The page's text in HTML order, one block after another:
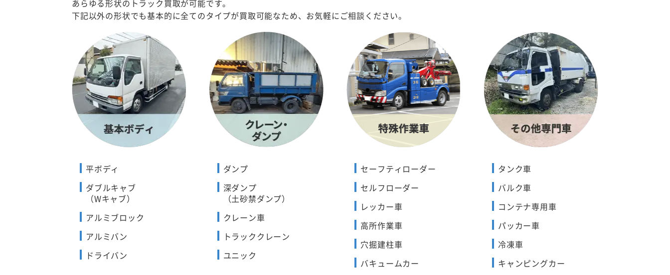
あらゆる形状のトラック買取が可能です。
下記以外の形状でも基本的に全てのタイプが買取可能なため、お気軽にご相談ください。
平ボディ
ダブルキャブ
（Wキャブ）
アルミブロック
アルミバン
ドライバン
ダンプ
深ダンプ
（土砂禁ダンプ）
クレーン車
トラッククレーン
ユニック
セーフティローダー
セルフローダー
レッカー車
高所作業車
穴掘建柱車
バキュームカー
タンク車
バルク車
コンテナ専用車
パッカー車
冷凍車
キャンピングカー